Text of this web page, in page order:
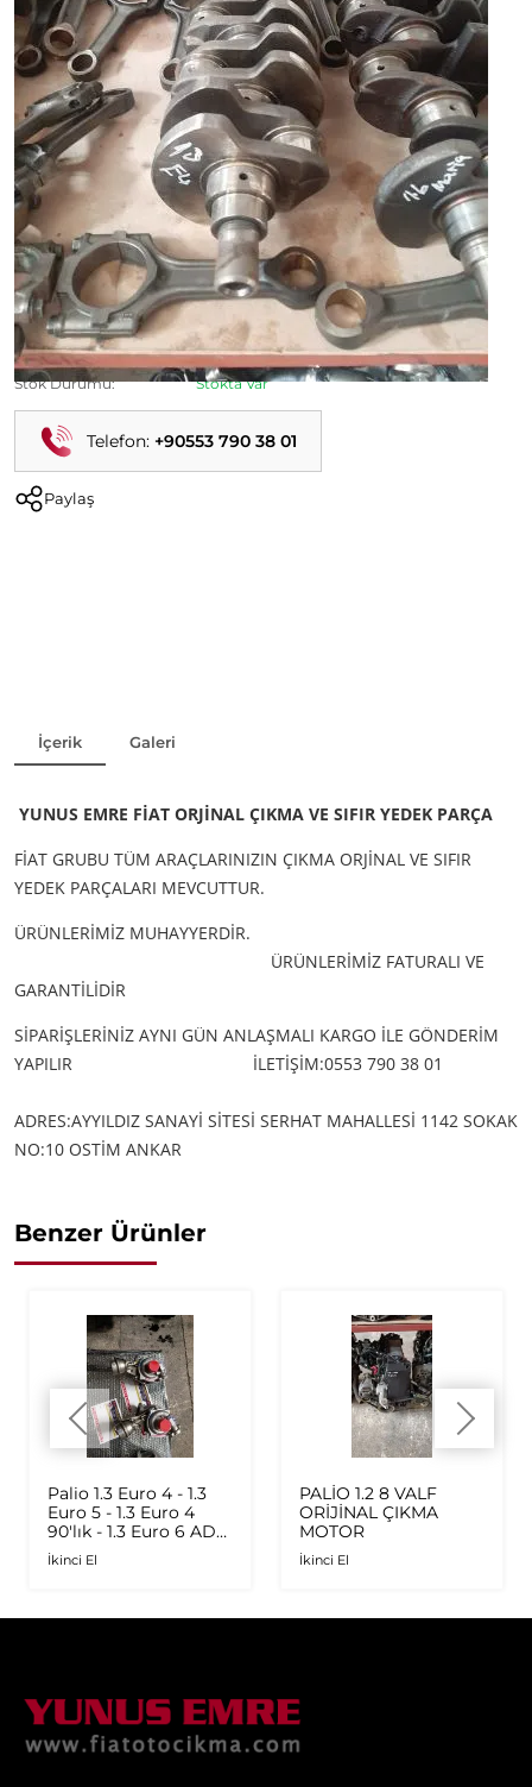
Palio 1.3 E4 Çıkma Orijinal Krank
Ürün Kodu:
Kategori:
Palio Çıkma Parça
Durumu:
İkinci El
Stok Durumu:
Stokta Var
Telefon: +90553 790 38 01
Paylaş
İçerik Galeri
YUNUS EMRE FİAT ORJİNAL ÇIKMA VE SIFIR YEDEK PARÇA
FİAT GRUBU TÜM ARAÇLARINIZIN ÇIKMA ORJİNAL VE SIFIR
YEDEK PARÇALARI MEVCUTTUR.
ÜRÜNLERİMİZ MUHAYYERDİR.
ÜRÜNLERİMİZ FATURALI VE
GARANTİLİDİR
SİPARİŞLERİNİZ AYNI GÜN ANLAŞMALI KARGO İLE GÖNDERİM
YAPILIR
İLETİŞİM:0553 790 38 01
ADRES:AYYILDIZ SANAYİ SİTESİ SERHAT MAHALLESİ 1142 SOKAK
NO:10 OSTİM ANKAR
Benzer Ürünler
Palio 1.3 Euro 4 - 1.3
Euro 5 - 1.3 Euro 4
90'lık - 1.3 Euro 6 AD
Plus 1.6 Multijet - 1.9
JTD Orijinal Turbo
İkinci El
PALİO 1.2 8 VALF
ORİJİNAL ÇIKMA
MOTOR
İkinci El